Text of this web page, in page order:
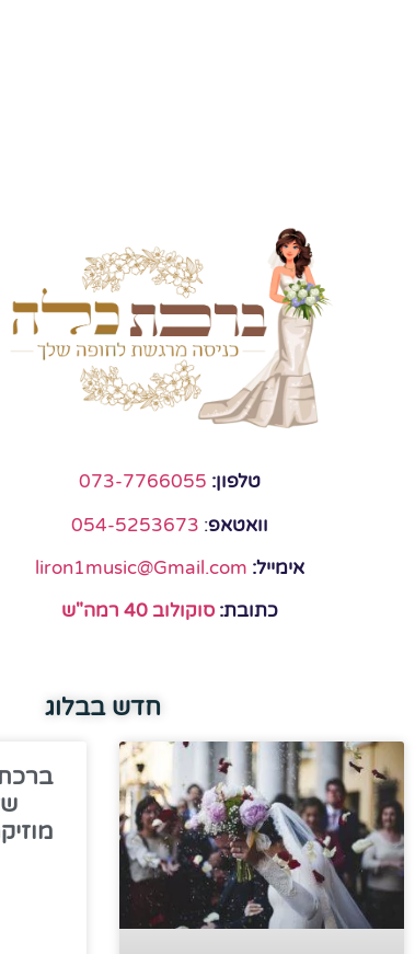
טלפון: 073-7766055
וואטאפ:
054-5253673
אימייל: liron1music@Gmail.com
כתובת: סוקולוב 40 רמה"ש
חדש בבלוג